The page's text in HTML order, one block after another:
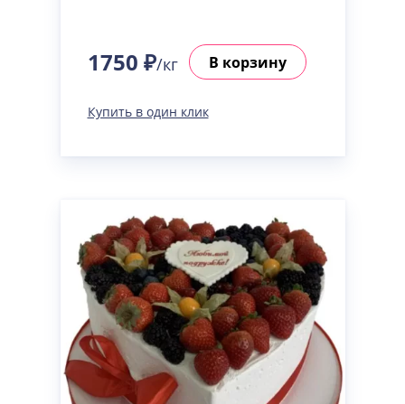
1750 ₽/кг В корзину
Купить в один клик